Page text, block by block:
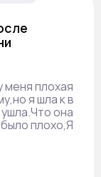
меня плохая
я шла к в
она
плохо,Я